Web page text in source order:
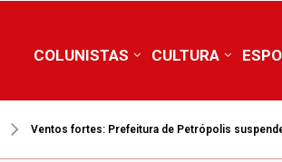
COLUNISTAS CULTURA
Ventos fortes: Prefeitura de Petrópolis suspende